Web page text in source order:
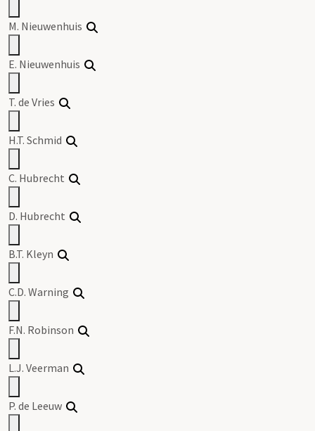
M. Nieuwenhuis
E. Nieuwenhuis
T. de Vries
H.T. Schmid
C. Hubrecht
D. Hubrecht
B.T. Kleyn
C.D. Warning
F.N. Robinson
L.J. Veerman
P. de Leeuw